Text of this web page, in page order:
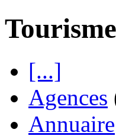
[...]
Agences
Annuaire